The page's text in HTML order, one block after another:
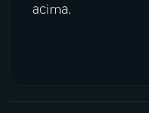
acima.